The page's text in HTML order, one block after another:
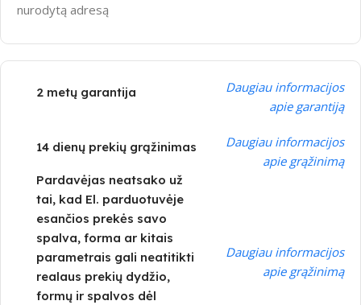
nurodytą adresą
2 metų garantija
Daugiau informacijos
apie garantiją
14 dienų prekių grąžinimas
Daugiau informacijos
apie grąžinimą
Pardavėjas neatsako už
tai, kad El. parduotuvėje
esančios prekės savo
spalva, forma ar kitais
parametrais gali neatitikti
realaus prekių dydžio,
formų ir spalvos dėl
Daugiau informacijos
apie grąžinimą